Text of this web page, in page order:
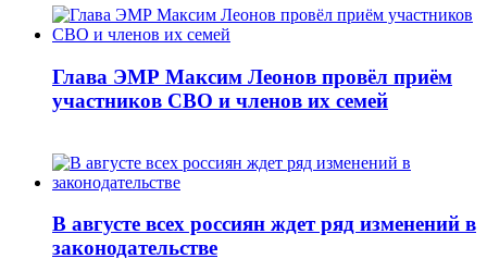
Глава ЭМР Максим Леонов провёл приём
участников СВО и членов их семей
В августе всех россиян ждет ряд изменений в
законодательстве